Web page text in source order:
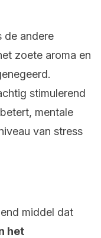
de andere
zoete aroma en
stimulerend
mentale
van stress
middel dat
het